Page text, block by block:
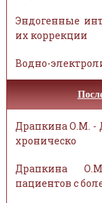
Эндогенные
их коррекции
Водно-
Драпкина О.М. -
хроническо
Драпкина
пациентов с